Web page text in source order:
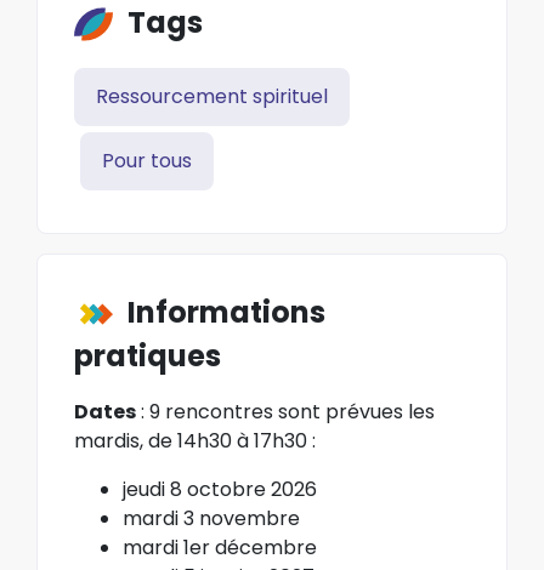
Tags
Ressourcement spirituel
Pour tous
Informations
pratiques
Dates: 9 rencontres sont prévues les
mardis, de 14h30 à 17h30 :
jeudi 8 octobre 2026
mardi 3 novembre
mardi 1er décembre